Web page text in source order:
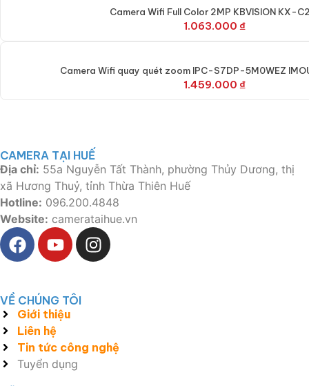
Camera Wifi Full Color 2MP KBVISION KX-
1.063.000 ₫
Camera Wifi quay quét zoom IPC-S7DP-5M0WEZ
1.459.000 ₫
CAMERA TẠI HUẾ
Địa chỉ: 55a Nguyễn Tất Thành, phường Thủy Dương, thị
xã Hương Thuỷ, tỉnh Thừa Thiên Huế
Hotline: 096.200.4848
Website: camerataihue.vn
VỀ CHÚNG TÔI
Giới thiệu
Liên hệ
Tin tức công nghệ
Tuyển dụng